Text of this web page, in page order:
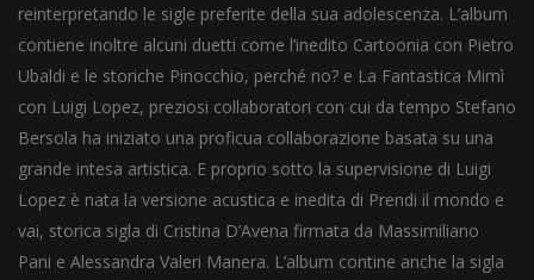
reinterpretando le sigle preferite della sua adolescenza. L’album
contiene inoltre alcuni duetti come l’inedito Cartoonia con Pietro
Ubaldi e le storiche Pinocchio, perché no? e La Fantastica Mimì
con Luigi Lopez, preziosi collaboratori con cui da tempo Stefano
Bersola ha iniziato una proficua collaborazione basata su una
grande intesa artistica. E proprio sotto la supervisione di Luigi
Lopez è nata la versione acustica e inedita di Prendi il mondo e
vai, storica sigla di Cristina D’Avena firmata da Massimiliano
Pani e Alessandra Valeri Manera. L’album contine anche la sigla